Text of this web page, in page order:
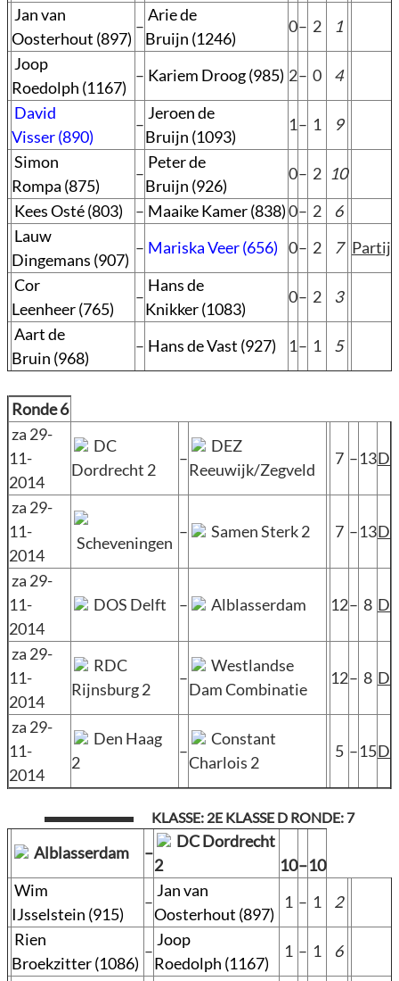
Jan van
Oosterhout (897)
–
Arie de
Bruijn (1246)
0– 2
1
Joop
Roedolph (1167)
– Kariem Droog (985) 2– 0
4
David
Visser (890)
–
Jeroen de
Bruijn (1093)
1– 1
9
Simon
Rompa (875)
–
Peter de
Bruijn (926)
0– 2 10
Kees Osté (803)
– Maaike Kamer (838)0– 2
6
Lauw
Dingemans (907)
– Mariska Veer (656) 0– 2 7 Partij
Cor
Leenheer (765)
–
Hans de
Knikker (1083)
0– 2
3
Aart de
Bruin (968)
– Hans de Vast (927) 1– 1 5
Ronde 6
za 29-
11-
2014
DC
Dordrecht 2
–
DEZ
Reeuwijk/Zegveld
7 –13D
za 29-
11-
2014
Scheveningen
– Samen Sterk 2 7 –13D
za 29-
11-
2014
DOS Delft – Alblasserdam 12– 8 D
za 29-
11-
2014
RDC
Rijnsburg 2
–
Westlandse
Dam Combinatie
12– 8 D
za 29-
11-
2014
Den Haag
2
–
Constant
Charlois 2
5 –15D
KLASSE: 2E KLASSE D RONDE: 7
Alblasserdam –
DC Dordrecht
2
10–10
Wim
IJsselstein (915)
–
Jan van
Oosterhout (897)
1 – 1
2
Rien
Broekzitter (1086)
–
Joop
Roedolph (1167)
1 – 1
6